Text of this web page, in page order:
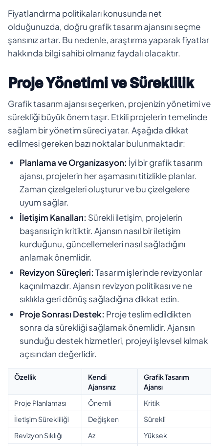
Fiyatlandırma politikaları konusunda net
olduğunuzda, doğru grafik tasarım ajansını seçme
şansınız artar. Bu nedenle, araştırma yaparak fiyatlar
hakkında bilgi sahibi olmanız faydalı olacaktır.
Proje Yönetimi ve Süreklilik
Grafik tasarım ajansı seçerken, projenizin yönetimi ve
sürekliği büyük önem taşır. Etkili projelerin temelinde
sağlam bir yönetim süreci yatar. Aşağıda dikkat
edilmesi gereken bazı noktalar bulunmaktadır:
Planlama ve Organizasyon: İyi bir grafik tasarım
ajansı, projelerin her aşamasını titizlikle planlar.
Zaman çizelgeleri oluşturur ve bu çizelgelere
uyum sağlar.
İletişim Kanalları: Sürekli iletişim, projelerin
başarısı için kritiktir. Ajansın nasıl bir iletişim
kurduğunu, güncellemeleri nasıl sağladığını
anlamak önemlidir.
Revizyon Süreçleri: Tasarım işlerinde revizyonlar
kaçınılmazdır. Ajansın revizyon politikası ve ne
sıklıkla geri dönüş sağladığına dikkat edin.
Proje Sonrası Destek: Proje teslim edildikten
sonra da sürekliği sağlamak önemlidir. Ajansın
sunduğu destek hizmetleri, projeyi işlevsel kılmak
açısından değerlidir.
Özellik
Kendi
Ajansınız
Grafik Tasarım
Ajansı
Proje Planlaması
Önemli
Kritik
İletişim Sürekliliği
Değişken
Sürekli
Revizyon Sıklığı
Az
Yüksek